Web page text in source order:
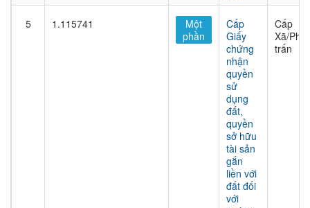
5 1.115741
Một
phần
Cấp
Giấy
chứng
nhận
quyền
sử
dụng
đất,
quyền
sở hữu
tài sản
gắn
liền với
đất đối
với
Cấp
Xã/
trấn